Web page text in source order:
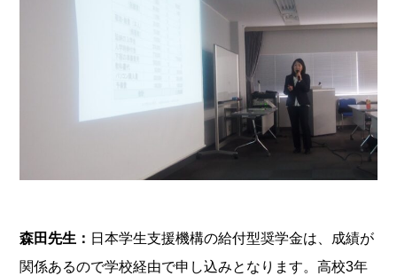
森田先生： 日本学生支援機構の給付型奨学金は、成績が
関係あるので学校経由で申し込みとなります。高校3年